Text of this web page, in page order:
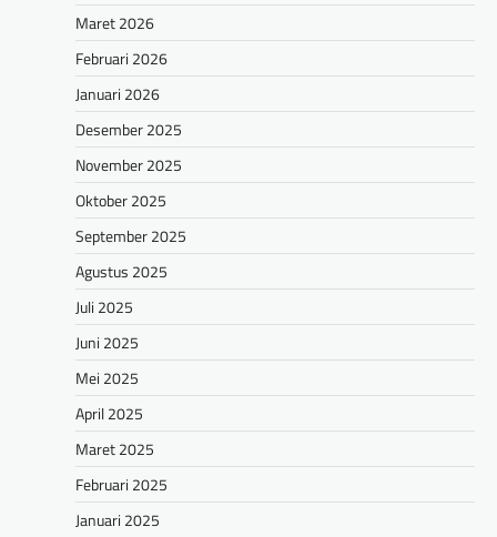
Maret 2026
Februari 2026
Januari 2026
Desember 2025
November 2025
Oktober 2025
September 2025
Agustus 2025
Juli 2025
Juni 2025
Mei 2025
April 2025
Maret 2025
Februari 2025
Januari 2025